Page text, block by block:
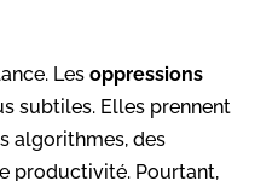
Les oppressions
subtiles. Elles prennent
algorithmes, des
productivité. Pourtant,